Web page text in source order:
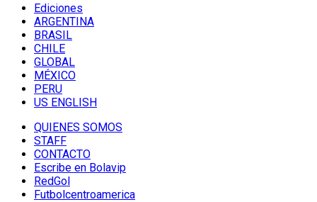
Ediciones
ARGENTINA
BRASIL
CHILE
GLOBAL
MÉXICO
PERU
US ENGLISH
QUIENES SOMOS
STAFF
CONTACTO
Escribe en Bolavip
RedGol
Futbolcentroamerica